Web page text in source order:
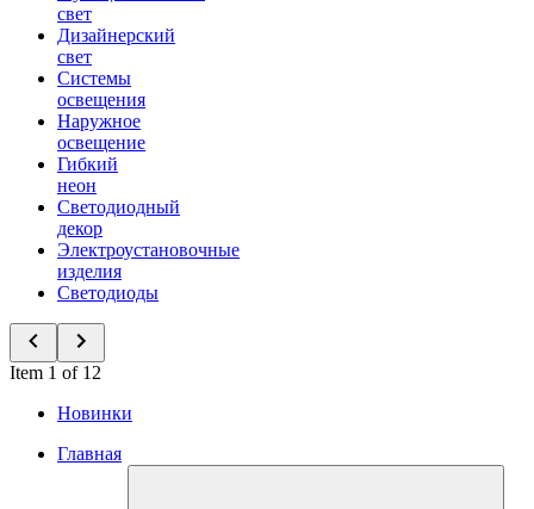
свет
Дизайнерский
свет
Системы
освещения
Наружное
освещение
Гибкий
неон
Светодиодный
декор
Электроустановочные
изделия
Светодиоды
Item 1 of 12
Новинки
Главная